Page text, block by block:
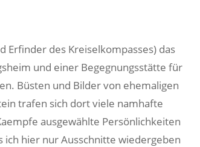
Erfinder des Kreiselkompasses) das
und einer Begegnungsstätte für
Büsten und Bilder von ehemaligen
trafen sich dort viele namhafte
ausgewählte Persönlichkeiten
ich hier nur Ausschnitte wiedergeben